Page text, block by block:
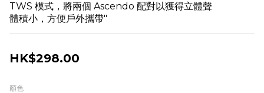
TWS 模式，將兩個 Ascendo 配對以獲得立體聲
體積小，方便戶外攜帶"
HK$298.00
顏色